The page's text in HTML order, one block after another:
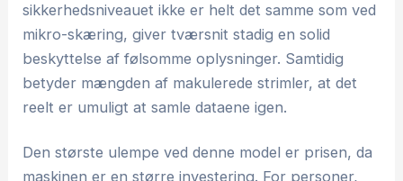
sikkerhedsniveauet ikke er helt det samme som ved
mikro-skæring, giver tværsnit stadig en solid
beskyttelse af følsomme oplysninger. Samtidig
betyder mængden af makulerede strimler, at det
reelt er umuligt at samle dataene igen.
Den største ulempe ved denne model er prisen, da
maskinen er en større investering. For personer,